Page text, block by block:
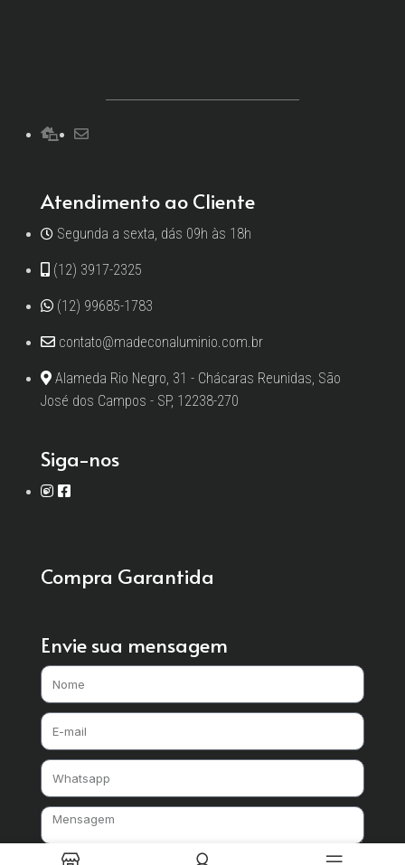
Atendimento ao Cliente
Segunda a sexta, dás 09h às 18h
(12) 3917-2325
(12) 99685-1783
contato@madeconaluminio.com.br
Alameda Rio Negro, 31 - Chácaras Reunidas, São
José dos Campos - SP, 12238-270
Siga-nos
Compra Garantida
Envie sua mensagem